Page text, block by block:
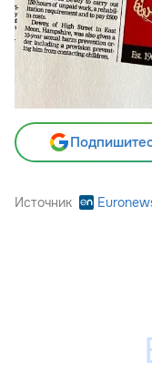
Источник